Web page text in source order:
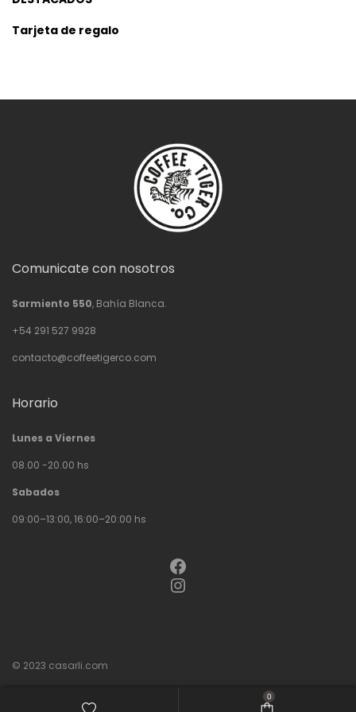
Tarjeta de regalo
Comunicate con nosotros
Sarmiento 550, Bahía Blanca.
+54 291 527 9928
contacto@coffeetigerco.com
Horario
Lunes a Viernes
08.00 -20.00 hs
Sabados
09:00–13:00, 16:00–20:00 hs
Facebook
Instagram
© 2023 casarli.com
0